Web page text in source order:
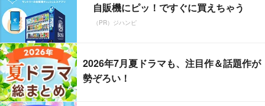
自販機にピッ！ですぐに買えちゃう
（PR）ジハンピ
2026年7月夏ドラマも、注目作＆話題作が
勢ぞろい！